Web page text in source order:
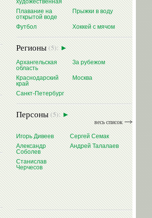
художественная
Плавание на
открытой воде
Прыжки в воду
Футбол Хоккей с мячом
Регионы(5):
Архангельская
область
За рубежом
Краснодарский
край
Москва
Санкт-Петербург
Персоны(5):
весь список
Игорь Дивеев
Сергей Семак
Александр
Соболев
Андрей Талалаев
Станислав
Черчесов